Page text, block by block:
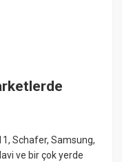
Schafer, Samsung,
ve bir çok yerde